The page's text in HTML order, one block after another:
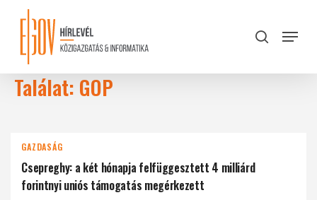
content
search
Menu
Találat: GOP
GAZDASÁG
Csepreghy: a két hónapja felfüggesztett 4 milliárd
forintnyi uniós támogatás megérkezett
Close